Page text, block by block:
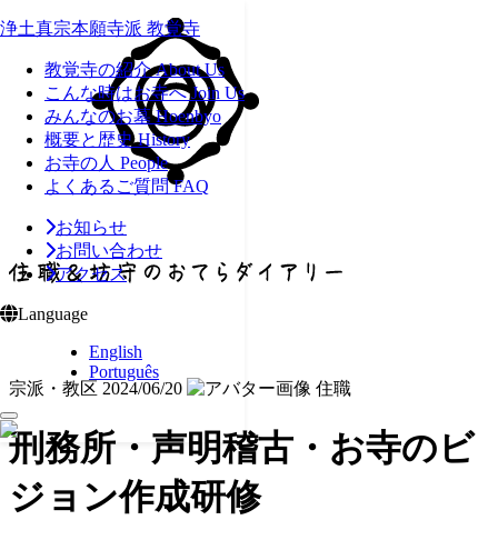
浄土真宗本願寺派 教覚寺
教覚寺の紹介 About Us
こんな時はお寺へ Join Us
みんなのお墓 Hoenbyo
概要と歴史 History
お寺の人 People
よくあるご質問 FAQ
お知らせ
お問い合わせ
アクセス
Language
English
Português
宗派・教区 2024/06/20 住職
刑務所・声明稽古・お寺のビ
ジョン作成研修